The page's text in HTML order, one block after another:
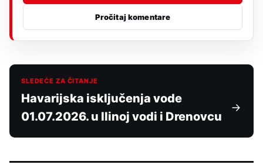
Pročitaj komentare
SLEDEĆE ZA ČITANJE
Havarijska isključenja vode
01.07.2026. u Ilinoj vodi i Drenovcu